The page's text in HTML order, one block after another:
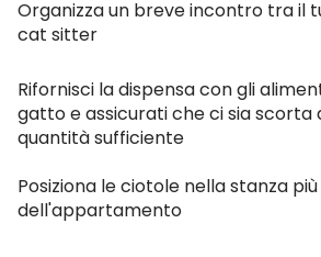
Organizza un breve incontro tra il
cat sitter
Rifornisci la dispensa con gli
gatto e assicurati che ci sia scorta
quantità sufficiente
Posiziona le ciotole nella stanza
dell'appartamento